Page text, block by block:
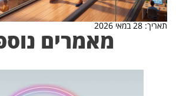
תאריך: 28 במאי 2026
מאמרים